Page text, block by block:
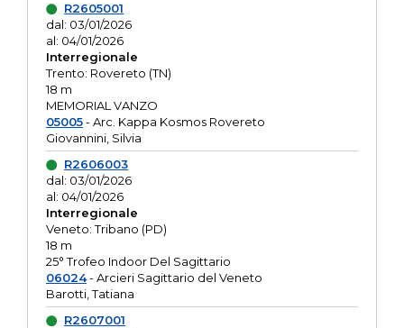
R2605001
dal: 03/01/2026
al: 04/01/2026
Interregionale
Trento: Rovereto (TN)
18 m
MEMORIAL VANZO
05005- Arc. Kappa Kosmos Rovereto
Giovannini, Silvia
R2606003
dal: 03/01/2026
al: 04/01/2026
Interregionale
Veneto: Tribano (PD)
18 m
25° Trofeo Indoor Del Sagittario
06024- Arcieri Sagittario del Veneto
Barotti, Tatiana
R2607001